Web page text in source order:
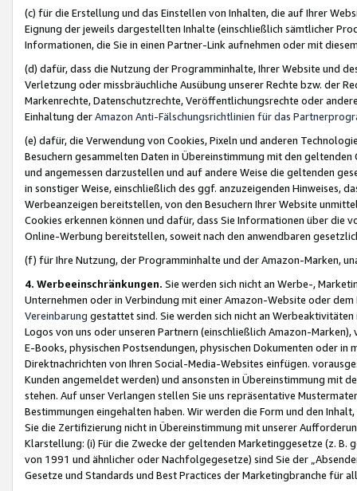
(c) für die Erstellung und das Einstellen von Inhalten, die auf Ihrer
Eignung der jeweils dargestellten Inhalte (einschließlich sämtlicher
Informationen, die Sie in einen Partner-Link aufnehmen oder mit
(d) dafür, dass die Nutzung der Programminhalte, Ihrer Website und
Verletzung oder missbräuchliche Ausübung unserer Rechte bzw. der
Markenrechte, Datenschutzrechte, Veröffentlichungsrechte oder
Einhaltung derAmazon Anti-Fälschungsrichtlinien für das
(e) dafür, die Verwendung von Cookies, Pixeln und anderen
Besuchern gesammelten Daten in Übereinstimmung mit den
und angemessen darzustellen und auf andere Weise die geltenden
in sonstiger Weise, einschließlich des ggf. anzuzeigenden Hinweises,
Werbeanzeigen bereitstellen, von den Besuchern Ihrer Website
Cookies erkennen können und dafür, dass Sie Informationen über die
Online-Werbung bereitstellen, soweit nach den anwendbaren
(f) für Ihre Nutzung, der Programminhalte und der Amazon-Marken,
4. Werbeeinschränkungen. Sie werden sich nicht an Werbe-,
Unternehmen oder in Verbindung mit einer Amazon-Website oder
Vereinbarung gestattet sind. Sie werden sich nicht an
Logos von uns oder unseren Partnern (einschließlich Amazon-
E-Books, physischen Postsendungen, physischen Dokumenten oder in
Direktnachrichten von Ihren Social-Media-Websites einfügen.
Kunden angemeldet werden) und ansonsten in Übereinstimmung mit
stehen. Auf unser Verlangen stellen Sie uns repräsentative
Bestimmungen eingehalten haben. Wir werden die Form und den
Sie die Zertifizierung nicht in Übereinstimmung mit unserer
Klarstellung: (i) Für die Zwecke der geltenden Marketinggesetze (z. B.
von 1991 und ähnlicher oder Nachfolgegesetze) sind Sie der
Gesetze und Standards und Best Practices der Marketingbranche für